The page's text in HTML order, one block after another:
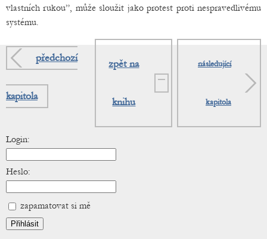
vlastních rukou”, může sloužit jako protest proti nespravedlivému
systému.
předchozí
kapitola
zpět na
knihu
následující
kapitola
Login:
Heslo:
zapamatovat si mě